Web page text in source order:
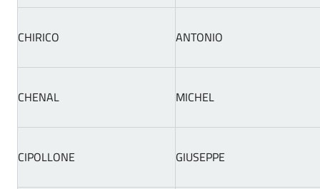
CHIRICO ANTONIO
CHENAL MICHEL
CIPOLLONE GIUSEPPE